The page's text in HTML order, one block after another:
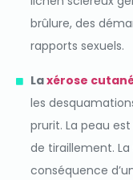
brûlure, des
rapports sexuels.
Laxérose
les
prurit. La peau
de tiraillement.
conséquence